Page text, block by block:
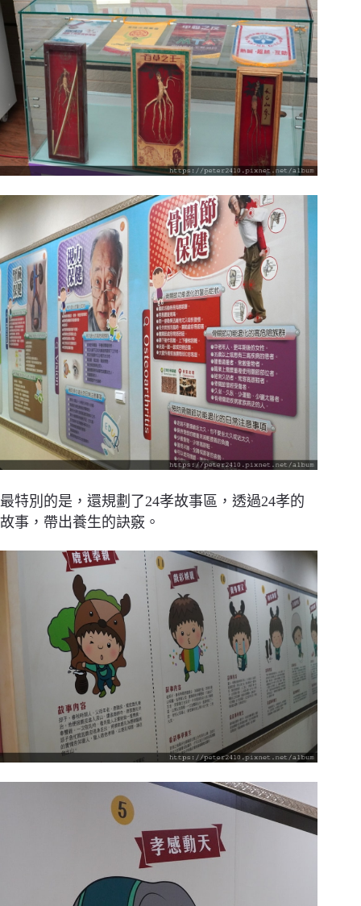
最特別的是，還規劃了24孝故事區，透過24孝的
故事，帶出養生的訣竅。